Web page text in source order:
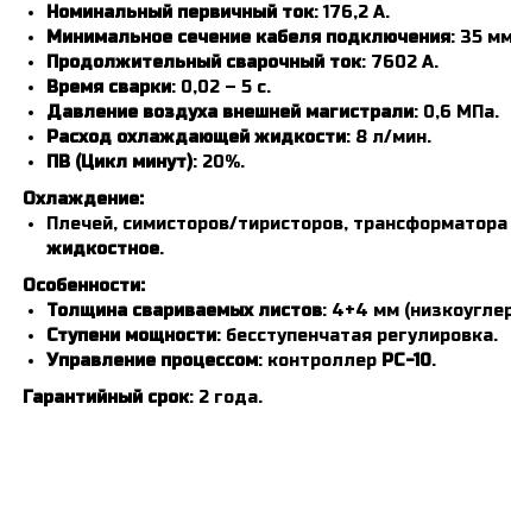
Номинальный первичный ток: 176,2 А.
Минимальное сечение кабеля подключения: 35
Продолжительный сварочный ток: 7602 А.
Время сварки: 0,02 – 5 с.
Давление воздуха внешней магистрали: 0,6 МПа.
Расход охлаждающей жидкости: 8 л/мин.
ПВ (Цикл минут): 20%.
Охлаждение:
Плечей, симисторов/тиристоров,
жидкостное.
Особенности:
Толщина свариваемых листов: 4+4 мм
Ступени мощности: бесступенчатая регулировка.
Управление процессом: контроллер РС-10.
Гарантийный срок: 2 года.